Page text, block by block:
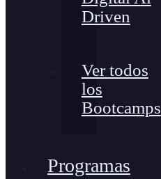
Driven
Ver todos
los
Bootcamps
Programas